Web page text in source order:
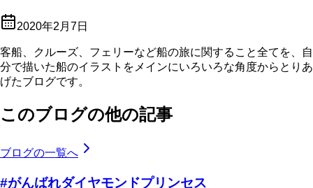
2020年2月7日
客船、クルーズ、フェリーなど船の旅に関すること全てを、自
分で描いた船のイラストをメインにいろいろな角度からとりあ
げたブログです。
このブログの他の記事
ブログの一覧へ
#がんばれダイヤモンドプリンセス